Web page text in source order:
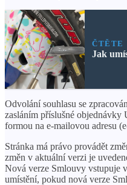
ČTĚTE
Jak
Odvolání souhlasu se
zasláním příslušné objednávky
formou na e-mailovou adresu
Stránka má právo provádět
změn v aktuální verzi je
Nová verze Smlouvy vstupuje
umístění, pokud nová verze